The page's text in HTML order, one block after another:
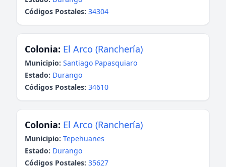
Códigos Postales: 34304
Colonia: El Arco (Ranchería)
Municipio: Santiago Papasquiaro
Estado: Durango
Códigos Postales: 34610
Colonia: El Arco (Ranchería)
Municipio: Tepehuanes
Estado: Durango
Códigos Postales: 35627